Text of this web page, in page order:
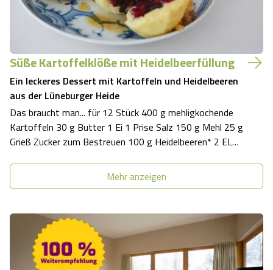
Süße Kartoffelklöße mit Heidelbeerfüllung
Ein leckeres Dessert mit Kartoffeln und Heidelbeeren
aus der Lüneburger Heide
Das braucht man... für 12 Stück 400 g mehligkochende
Kartoffeln 30 g Butter 1 Ei 1 Prise Salz 150 g Mehl 25 g
Grieß Zucker zum Bestreuen 100 g Heidelbeeren* 2 EL
der Saison funktioniert das Rezept auch prima mit
tiefgefrorenen Heidelbe…
Mehr anzeigen